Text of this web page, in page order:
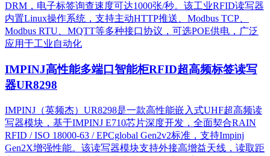
DRM，电子标签询查速度可达1000张/秒。该工业RFID读写器
内置Linux操作系统，支持主动HTTP推送、Modbus TCP、
Modbus RTU、MQTT等多种接口协议，可选POE供电，广泛
应用于工业自动化
IMPINJ高性能多端口智能柜RFID超高频标签读写
器UR8298
IMPINJ（英频杰）UR8298是一款高性能嵌入式UHF超高频读
写器模块，基于IMPINJ E710芯片深度开发，全面契合RAIN
RFID / ISO 18000-63 / EPCglobal Gen2v2标准，支持Impinj
Gen2X增强性能。该读写器模块支持外接高增益天线，读取距